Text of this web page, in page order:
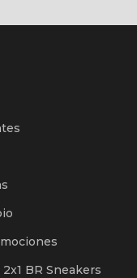
BR Sneakers